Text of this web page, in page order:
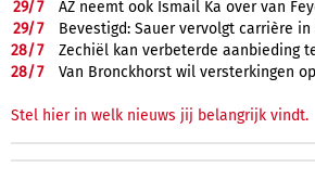
29/7
AZ neemt ook Ismail Ka over van
29/7
Bevestigd: Sauer vervolgt carrière
28/7
Zechiël kan verbeterde aanbieding
28/7 Van Bronckhorst wil versterkingen
Stel hier in welk nieuws jij belangrijk vindt.